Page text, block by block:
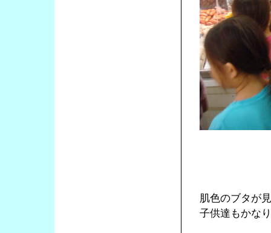
肌色のブタが
子供達もかな